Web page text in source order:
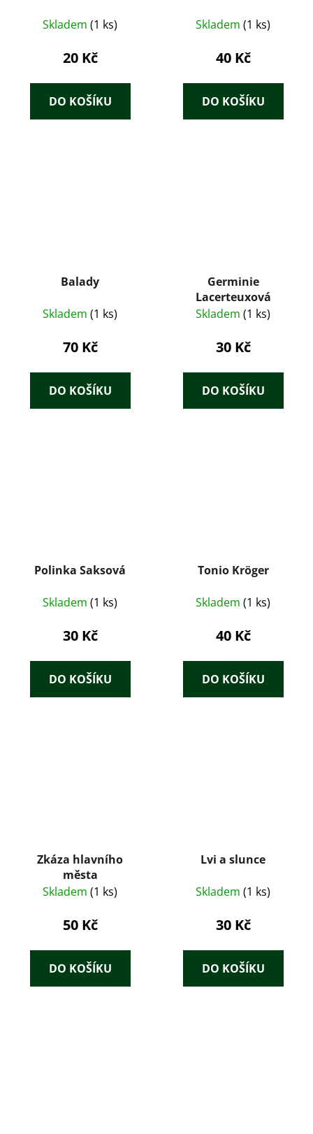
Skladem (1 ks)
20 Kč
DO KOŠÍKU
Skladem (1 ks)
40 Kč
DO KOŠÍKU
Balady
Skladem (1 ks)
70 Kč
DO KOŠÍKU
Germinie
Lacerteuxová
Skladem (1 ks)
30 Kč
DO KOŠÍKU
Polinka Saksová
Skladem (1 ks)
30 Kč
DO KOŠÍKU
Tonio Kröger
Skladem (1 ks)
40 Kč
DO KOŠÍKU
Zkáza hlavního
města
Skladem (1 ks)
50 Kč
DO KOŠÍKU
Lvi a slunce
Skladem (1 ks)
30 Kč
DO KOŠÍKU